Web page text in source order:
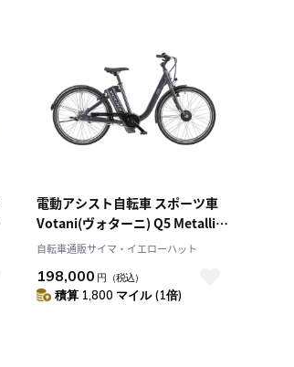
電動アシスト自転車 スポーツ車
Votani(ヴォターニ) Q5 Metallic
Gray 26インチ 99.Y2Z64.601
自転車通販サイマ・イエローハット
198,000 円 （税込）
積算 1,800 マイル (1倍)